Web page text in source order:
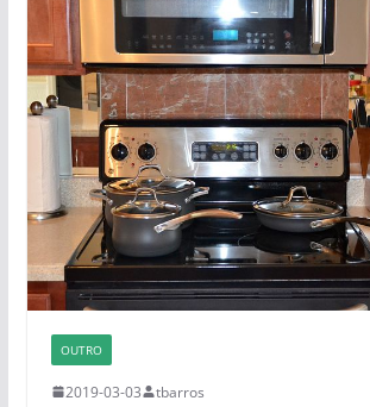
OUTRO
2019-03-03 tbarros